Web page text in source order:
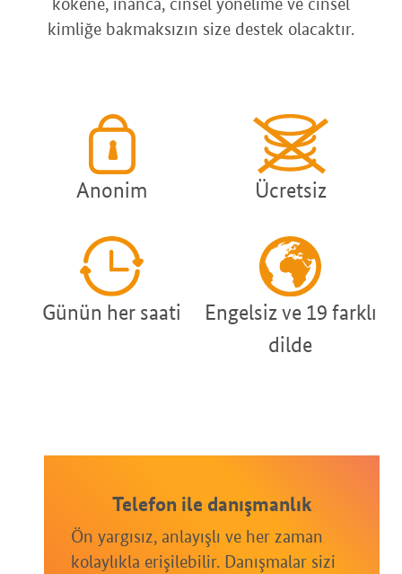
kimliğe bakmaksızın size destek olacaktır.
Anonim Ücretsiz
Günün her saati
Engelsiz ve 19 farklı
dilde
Telefon ile danışmanlık
Ön yargısız, anlayışlı ve her zaman
kolaylıkla erişilebilir. Danışmalar sizi